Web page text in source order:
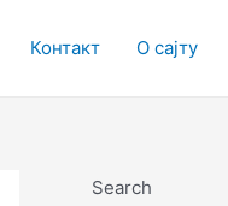
Контакт О сајту
Search